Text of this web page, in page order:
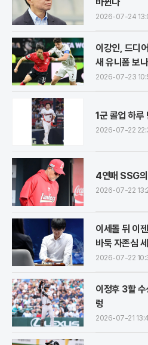
2026-07-24
이강인, 드디
새 유니폼 보나
2026-07-23
1군 콜업 하루
2026-07-22
4연패 SSG
2026-07-22
이세돌 뒤 이
바둑 자존심
2026-07-22
이정후 3할
렁
2026-07-21